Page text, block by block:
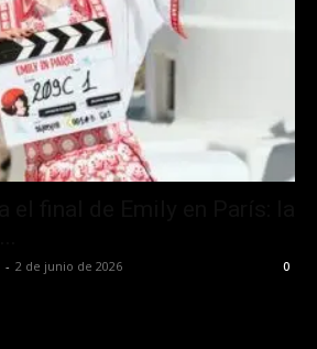
- 2 de junio de 2026 0